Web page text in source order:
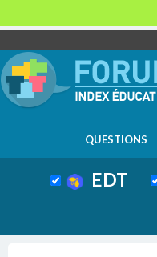
QUESTIONS
EDT